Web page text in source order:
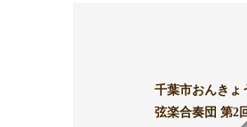
千葉市おんきょ
弦楽合奏団 第2